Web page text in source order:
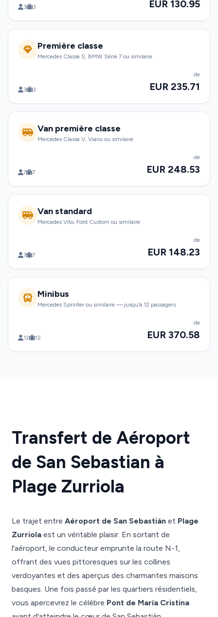
3 3 EUR 130.95
Première classe
Mercedes Classe S, BMW Série 7 ou similaire
3 3
de
EUR 235.71
Van première classe
Mercedes Classe V, Viano ou similaire
7 7
de
EUR 248.53
Van standard
Mercedes Vito, Ford Custom ou similaire
7 7
de
EUR 148.23
Minibus
Mercedes Sprinter ou similaire — jusqu’à 12 passagers
12 12
de
EUR 370.58
Transfert de Aéroport
de San Sebastian à
Plage Zurriola
Le trajet entre Aéroport de San Sebastián et Plage
Zurriola est un véritable plaisir. En sortant de
l'aéroport, le conducteur emprunte la route N-1,
offrant des vues pittoresques sur les collines
verdoyantes et des aperçus des charmantes maisons
basques. Une fois passé par les quartiers résidentiels,
vous apercevrez le célèbre Pont de María Cristina